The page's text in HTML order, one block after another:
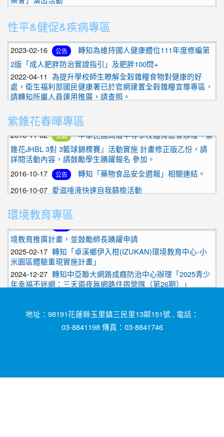
「汎札萊!花蓮」表演藝術巡演免費回饋演出」
（115）年4月25日（星期六）於公館校區舉辦「2026師大地
科開放參觀日」
2026-04-04
活動
玉東國中職探中心開設假日營，相關事
項，詳如說明
2026-04-01
檢送本縣115年慶祝兒童節計畫—商家優
惠專案海報電子檔1份
「2026花蓮兒童藝術 節-彩虹繪本屋-TheWorthless兒童繪本音
樂會」演出活動
2026-04-01
活動
檢送花蓮縣政府與本縣玉里鎮公所、新城
鄉公所、壽豐鄉國民小學共同合作辦理「阿勒飛斯文化藝術團
「汎札萊!花蓮」表演藝術巡演免費回饋演出」
性平&健促&疾病專區
賽」活動辦法1份，請鼓勵學生踴躍參加
2023-02-16
轉知為維持國人健康體位111年度修編第
2版「成人肥胖防治實證指引」及肥胖100問+
2022-04-11 為提升學校師生瞭解全榖雜糧食物對健康的好
處，衛生福利部國民健康署已於官網建置全榖雜糧宣導專區，
請轉知所屬人員運用推廣，請查照。
2025-01-02 花蓮縣健康促進學校指標問卷
2023-03-13
活動
轉知社團法人中華民國牙醫師公會全國聯
合會舉辦「2023年全國國小、國中、高中職顧牙四格漫畫比
賽」活動辦法1份，請鼓勵學生踴躍參加
2023-02-16
公告
轉知為維持國人健康體位111年度修編第
2版「成人肥胖防治實證指引」及肥胖100問+
2022-04-11 為提升學校師生瞭解全榖雜糧食物對健康的好
處，衛生福利部國民健康署已於官網建置全榖雜糧宣導專區，
紫錐花春暉專區
2017-01-04 檢送教育部體育署「106年度各級學校專任運動
教練資格審定申請人手冊（含審定作業時間預定表）」1份，
即日起適用，請查照。
2016-11-03 恭賀！本校舞蹈隊榮獲１０５學年度花蓮縣中南
2016-11-02
活動
中華民國高級中等學校體育總會辦理『紫
錐花JHBL 3對 3籃球錦標賽』活動實施 計畫修正版乙份，請
詳閱活動內容，請鼓勵學生踴躍報名 參加。
2016-10-17
公告
轉知「藥物食品安全週報」相關連結。
2016-10-07 愛滋唾液快速自我篩檢活動
2017-01-04 檢送教育部體育署「106年度各級學校專任運動
教練資格審定申請人手冊（含審定作業時間預定表）」1份，
即日起適用，請查照。
2016-11-03 恭賀！本校舞蹈隊榮獲１０５學年度花蓮縣中南
區學生舞蹈比賽 優等
2016-11-02
活動
中華民國高級中等學校體育總會辦理『紫
錐花JHBL 3對 3籃球錦標賽』活動實施 計畫修正版乙份，請
詳閱活動內容，請鼓勵學生踴躍報名 參加。
2016-10-17
公告
轉知「藥物食品安全週報」相關連結。
環境教育專區
2026-04-13 公告
國立台灣師範大學地球科學系訂於本
（115）年4月25日（星期六）於公館校區舉辦「2026師大地
科開放參觀日」
2025-10-16 2025「華藝盃全國青少年藝文競賽」競賽簡章
2025-09-15
公告
境教育推廣計畫，並鼓勵師長踴躍申請
2025-02-17 轉知「卓溪鄉伊入柑(IZUKAN)環境教育中心-小
米園區體驗重現實施計畫」
2024-12-27 轉知中亞聯大網路成癮防治中心辦理「2025青少
年幸福不迷網：三天兩夜無網路住宿營隊（第26期）」
2026-04-13
公告
國立台灣師範大學地球科學系訂於本
2025-10-16 2025「華藝盃全國青少年藝文競賽」競賽簡章
「減碳大作戰」與「氣候行動家」校園環
地址：98191花蓮縣玉里鎮三民里13鄰151號 , 電話：
03-8841198 傳真：03-8841746